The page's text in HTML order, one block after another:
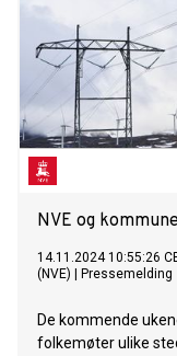
NVE og
14.11.2024 10:55:26
(NVE)
Pressemelding
De kommende
folkemøter ulike